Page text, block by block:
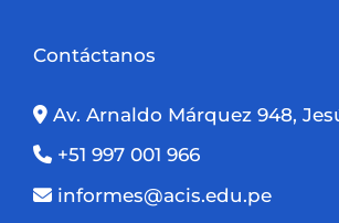
Contáctanos
Av. Arnaldo Márquez 948,
+51 997 001 966
informes@acis.edu.pe